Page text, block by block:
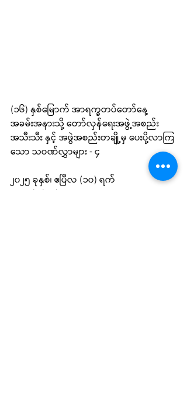
(၁၆) နှစ်မြောက် အာရက္ခတပ်တော်နေ့
အခမ်းအနားသို့ တော်လှန်ရေးအဖွဲ့အစည်း
အသီးသီး နှင့် အဖွဲအစည်းတချို့မှ ပေးပို့လာကြ
သော သဝဏ်လွှာများ - ၄
၂၀၂၅ ခုနှစ်၊ ဧပြီလ (၁၀) ရက်
Congratulation letter